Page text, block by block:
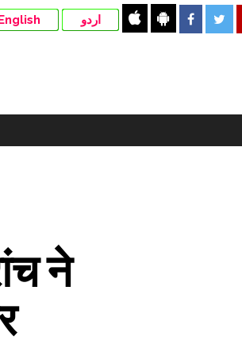
اردو
ने